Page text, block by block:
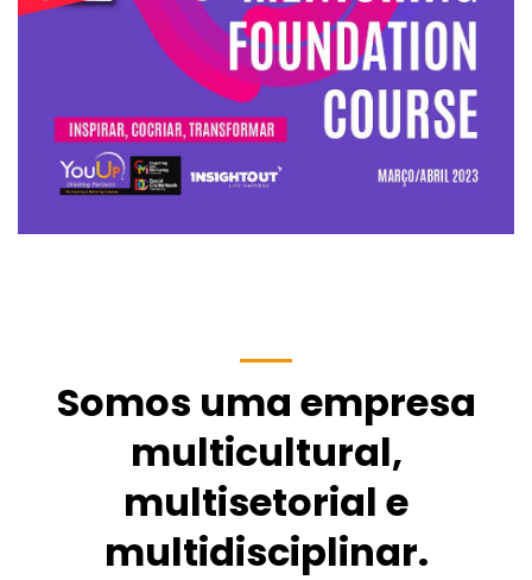
TEAM COACHING FOUNDATION
Collective Intelligence
Somos uma empresa
multicultural,
multisetorial e
multidisciplinar.